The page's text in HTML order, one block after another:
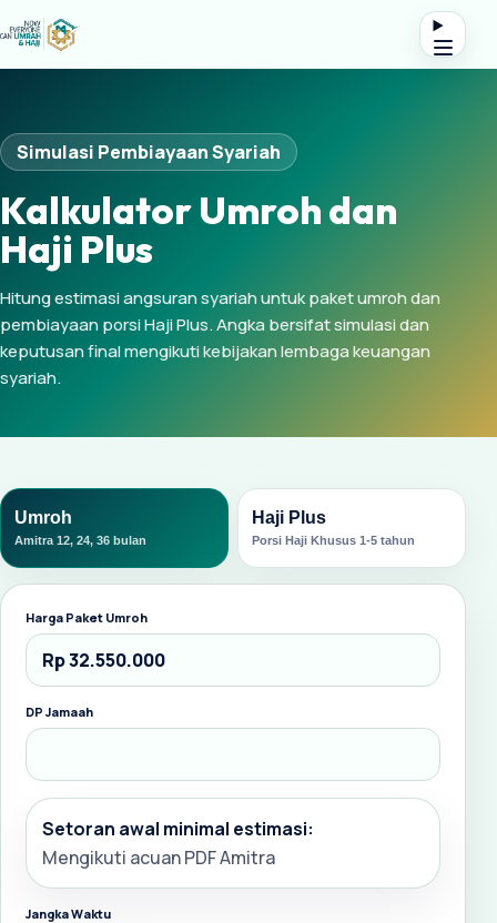
Simulasi Pembiayaan Syariah
Kalkulator Umroh dan
Haji Plus
Hitung estimasi angsuran syariah untuk paket umroh dan
pembiayaan porsi Haji Plus. Angka bersifat simulasi dan
keputusan final mengikuti kebijakan lembaga keuangan
syariah.
Umroh
Amitra 12, 24, 36 bulan
Haji Plus
Porsi Haji Khusus 1-5 tahun
Harga Paket Umroh
DP Jamaah
Setoran awal minimal estimasi:
Mengikuti acuan PDF Amitra
Jangka Waktu